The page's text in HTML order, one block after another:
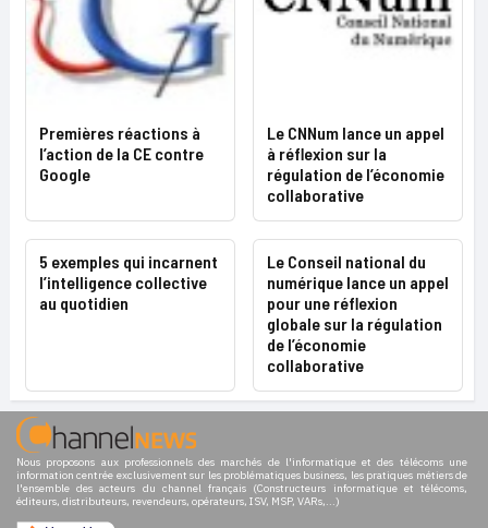
Premières réactions à
l’action de la CE contre
Google
Le CNNum lance un appel
à réflexion sur la
régulation de l’économie
collaborative
5 exemples qui incarnent
l’intelligence collective
au quotidien
Le Conseil national du
numérique lance un appel
pour une réflexion
globale sur la régulation
de l’économie
collaborative
Nous proposons aux professionnels des marchés de l'informatique et des télécoms une
information centrée exclusivement sur les problématiques business, les pratiques métiers de
l'ensemble des acteurs du channel français (Constructeurs informatique et télécoms,
éditeurs, distributeurs, revendeurs, opérateurs, ISV, MSP, VARs,...)